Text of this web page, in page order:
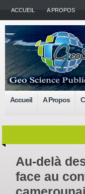
ACCUEIL A PROPOS
Accueil A Propos
Au-delà
face au